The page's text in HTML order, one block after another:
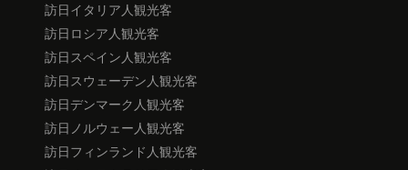
訪日イタリア人観光客
訪日ロシア人観光客
訪日スペイン人観光客
訪日スウェーデン人観光客
訪日デンマーク人観光客
訪日ノルウェー人観光客
訪日フィンランド人観光客